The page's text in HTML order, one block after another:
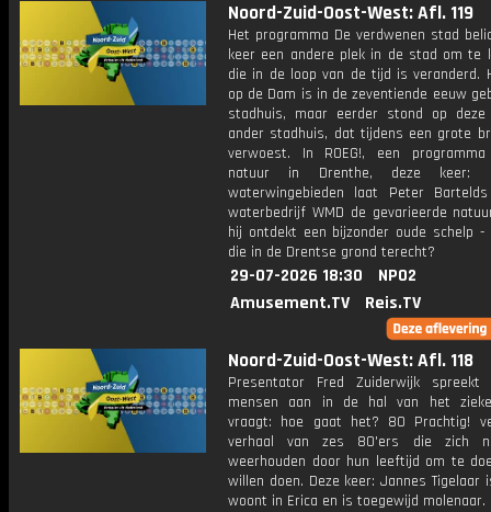
Noord-Zuid-Oost-West: Afl. 119
Het programma De verdwenen stad
keer een andere plek in de stad om te
die in de loop van de tijd is veranderd.
op de Dam is in de zeventiende eeuw
stadhuis, maar eerder stond op
ander stadhuis, dat tijdens een grote
verwoest. In ROEG!, een
natuur in Drenthe, deze keer:
waterwingebieden laat Peter
waterbedrijf WMD de gevarieerde
hij ontdekt een bijzonder oude schelp -
die in de Drentse grond terecht?
29-07-2026 18:30
NPO2
Amusement.TV
Reis.TV
Noord-Zuid-Oost-West: Afl. 118
Presentator Fred Zuiderwijk spreekt
mensen aan in de hal van het
vraagt: hoe gaat het? 80 Prachtig!
verhaal van zes 80'ers die zich
weerhouden door hun leeftijd om te
willen doen. Deze keer: Jannes Tigelaar
woont in Erica en is toegewijd molenaar.